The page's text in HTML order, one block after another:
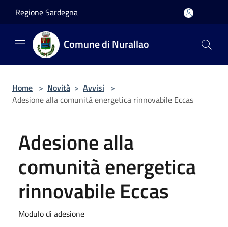
Regione Sardegna
Comune di Nurallao
Home > Novità > Avvisi >
Adesione alla comunità energetica rinnovabile Eccas
Adesione alla
comunità energetica
rinnovabile Eccas
Modulo di adesione